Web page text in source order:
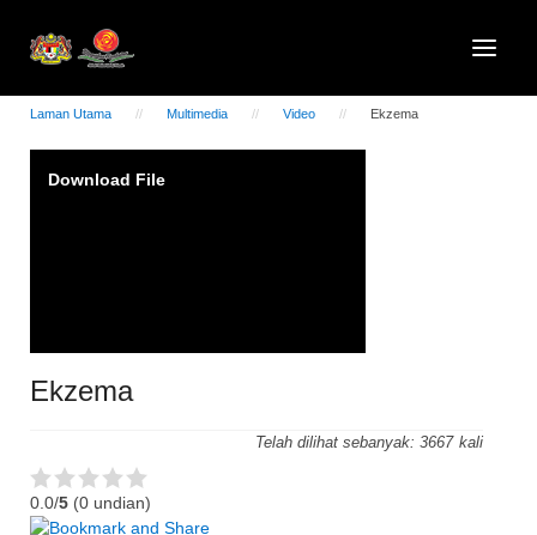
Laman Utama Multimedia Video Ekzema
Player
Download File
Ekzema
Telah dilihat sebanyak: 3667
0.0/5 (0 undian)